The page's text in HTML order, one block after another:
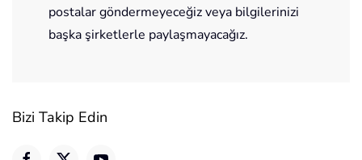
postalar göndermeyeceğiz veya bilgilerinizi
başka şirketlerle paylaşmayacağız.
Bizi Takip Edin